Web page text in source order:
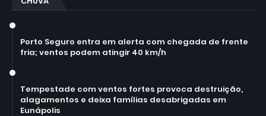
Porto Seguro entra em alerta com chegada de frente
fria; ventos podem atingir 40 km/h
Tempestade com ventos fortes provoca destruição,
alagamentos e deixa famílias desabrigadas em
Eunápolis